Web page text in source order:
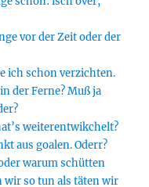
vor der Zeit oder der
ich schon verzichten.
der Ferne? Muß ja
weiterentwikchelt?
aus goalen. Oderr?
warum schütten
wir so tun als täten wir